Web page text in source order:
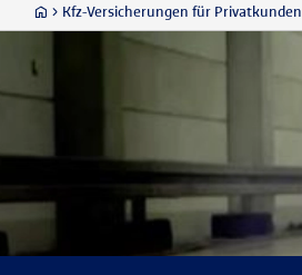
Kfz-Versicherungen für Privatkunden